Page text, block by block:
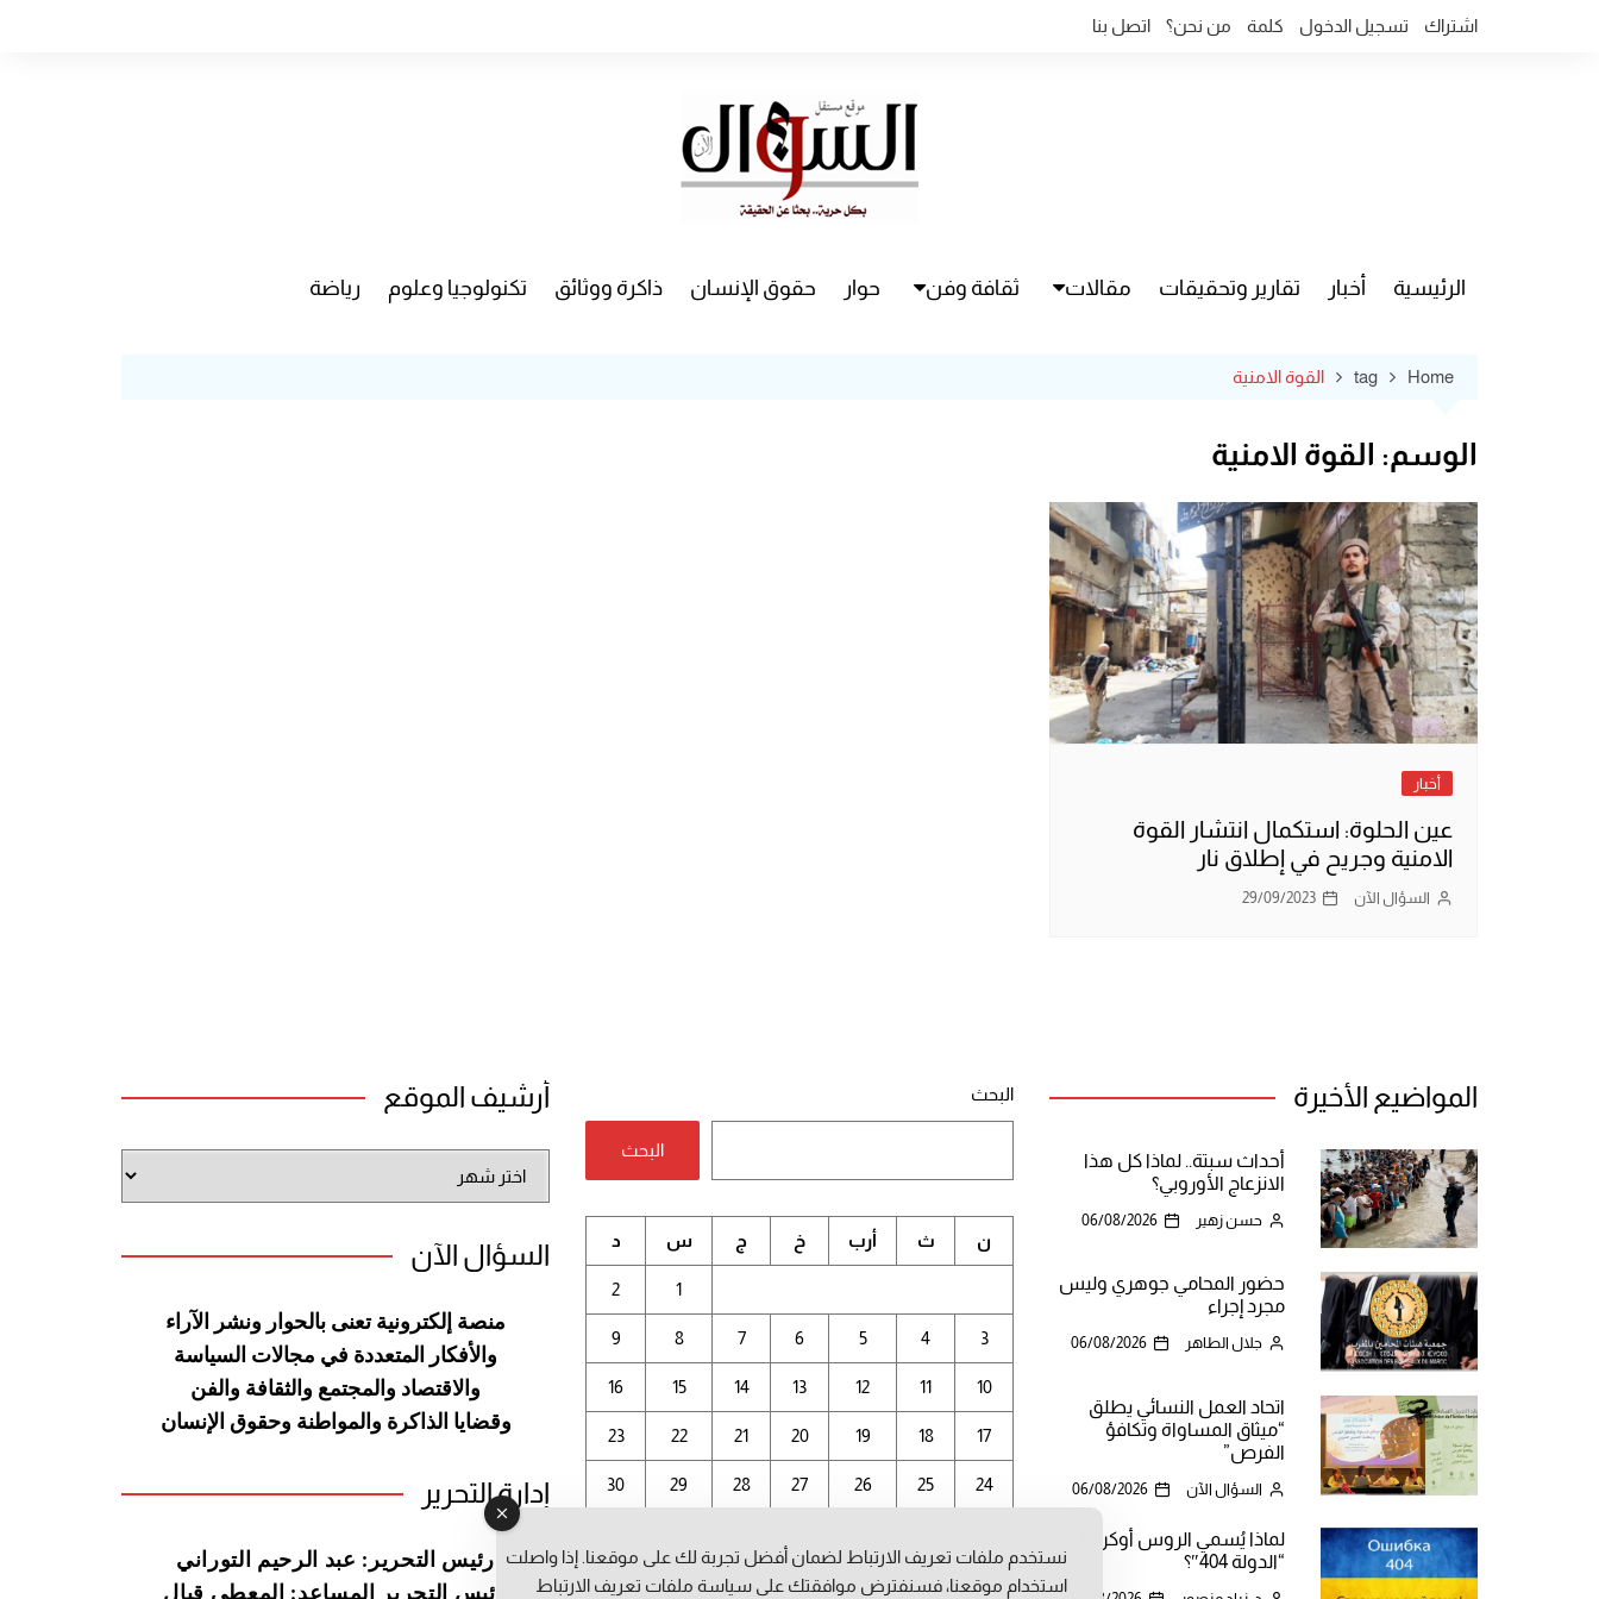
اشتراك تسجيل الدخول كلمة من نحن؟ اتصل بنا
الرئيسية أخبار تقارير وتحقيقات مقالات ثقافة وفن حوار حقوق الإنسان ذاكرة ووثائق تكنولوجيا وعلوم رياضة
Home
tag القوة الامنية
الوسم: القوة الامنية
أخبار
عين الحلوة: استكمال انتشار القوة
الامنية وجريح في إطلاق نار
السؤال الآن 29/09/2023
المواضيع الأخيرة
أحداث سبتة.. لماذا كل هذا
الانزعاج الأوروبي؟
حسن زهير 06/08/2026
حضور المحامي جوهري وليس
مجرد إجراء
جلال الطاهر 06/08/2026
اتحاد العمل النسائي يطلق
“ميثاق المساواة وتكافؤ
الفرص”
السؤال الآن 06/08/2026
لماذا يُسمي الروس أوكرانيا
“الدولة 404″؟
البحث
البحث
أغسطس 2026
ن ث أرب خ ج س د
1
2
3
4
5
6
7
8
9
10
11
12
13
14
15
16
17
18
19
20
21
22
23
24
25
26
27
28
29
30
أرشيف الموقع
الموقع
السؤال الآن
منصة إلكترونية تعنى بالحوار ونشر
الآراء
والأفكار المتعددة في مجالات السياسة
والاقتصاد والمجتمع والثقافة والفن
وقضايا الذاكرة والمواطنة وحقوق الإنسان
إدارة التحرير
رئيس التحرير: عبد الرحيم التوراني
رئيس التحرير المساعد: المعطي قبال
نستخدم ملفات تعريف الارتباط لضمان أفضل تجربة لك على موقعنا. إذا واصلت
استخدام موقعنا، فسنفترض موافقتك على سياسة ملفات تعريف الارتباط